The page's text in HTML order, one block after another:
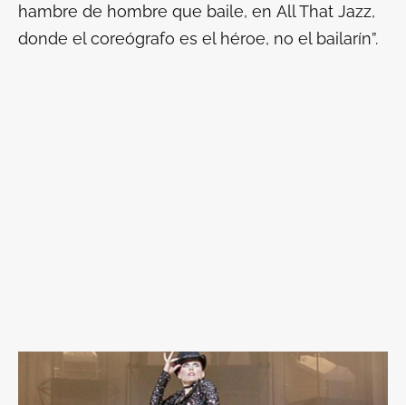
hambre de hombre que baile, en All That Jazz,
donde el coreógrafo es el héroe, no el bailarín”.